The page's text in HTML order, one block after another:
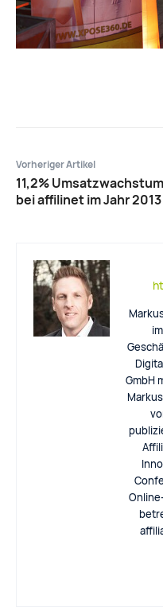
Vorheriger Artikel
11,2% Umsatzwachstum
bei affilinet im Jahr 2013
GmbH